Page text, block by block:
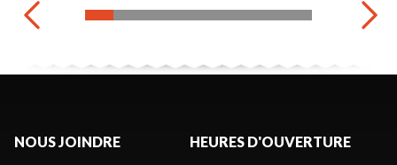
NOUS JOINDRE HEURES D'OUVERTURE